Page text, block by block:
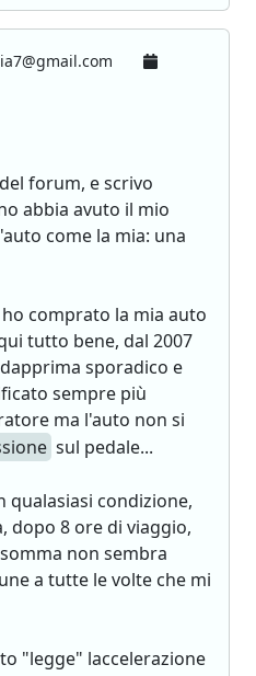
forum, e scrivo
abbia avuto il mio
come la mia: una
comprato la mia auto
tutto bene, dal 2007
sporadico e
sempre più
ma l'auto non si
sul pedale...
qualasiasi condizione,
dopo 8 ore di viaggio,
non sembra
a tutte le volte che mi
"legge" laccelerazione